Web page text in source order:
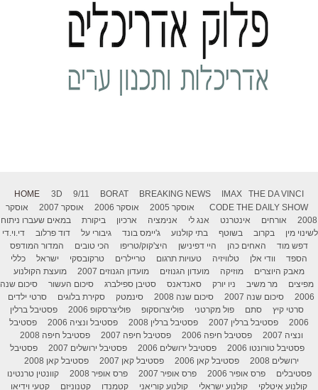
HOME 3D 9/11 BORAT BREAKING NEWS IMAX
THE DA VINCI
CODE THE DAILY SHOW אוסקר 2005 אוסקר 2006 אוסקר 2007
אוסקר
2008
אורחים אינטרנט אנג לי אנימציה ארכיון ביקורת
במאים שעברו ניתוח
לשינוי מין
בקרוב בשוטף בתי קולנוע ג'יימס בונד גיבורי על דוד פרלוב
די.וי.די
דפש מוד
האחים כהן היי דפינישן היצ'קוק/טריפו הכי טובים
המדור המודפס
הספד
וודי אלן טלוויזיה טעויות תרגום טריילרים טרקובסקי ישראל
כללי
מאבק היוצרים
מוזיקה מועדון הגנוזים מועדון הגנוזים 2007
מועצת הקולנוע
מפיצים
מר משיב ניו יורק סאנדאנס סטיבן ספילברג סיכום העשור
סיכום שנה
2006
סיכום שנה 2007 סיכום שנה 2008 סינמטק סקירת בלוגים
סרטי ילדים
סרטי קיץ
סתם פול מקרטני פוליצרוסקופ פוליצרסקופ 2006
פסטיבל ברלין
2006
פסטיבל ברלין 2007 פסטיבל ברלין 2008 פסטיבל ונציה 2006
פסטיבל
ונציה 2007
פסטיבל חיפה 2006 פסטיבל חיפה 2007
פסטיבל חיפה 2008
פסטיבל טורונטו 2006
פסטיבל ירושלים 2006 פסטיבל ירושלים 2007
פסטיבל
ירושלים 2008
פסטיבל קאן 2006 פסטיבל קאן 2007
פסטיבל קאן 2008
פסטיבלים
פרס אופיר 2006 פרס אופיר 2007 פרס אופיר 2008
קוונטין טרנטינו
קולנוע איטלקי
קולנוע ישראלי קולנוע קוריאני קטמנדו קטנוניזם קטעי וידיאו